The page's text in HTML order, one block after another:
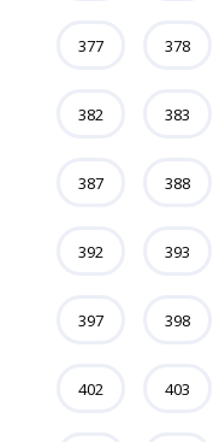
377 378
382 383
387 388
392 393
397 398
402 403